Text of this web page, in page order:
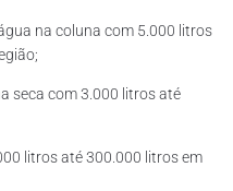
na coluna com 5.000 litros
seca com 3.000 litros até
litros até 300.000 litros em